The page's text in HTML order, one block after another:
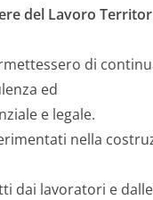
del Lavoro
di
ed
e legale.
nella
dai lavoratori e